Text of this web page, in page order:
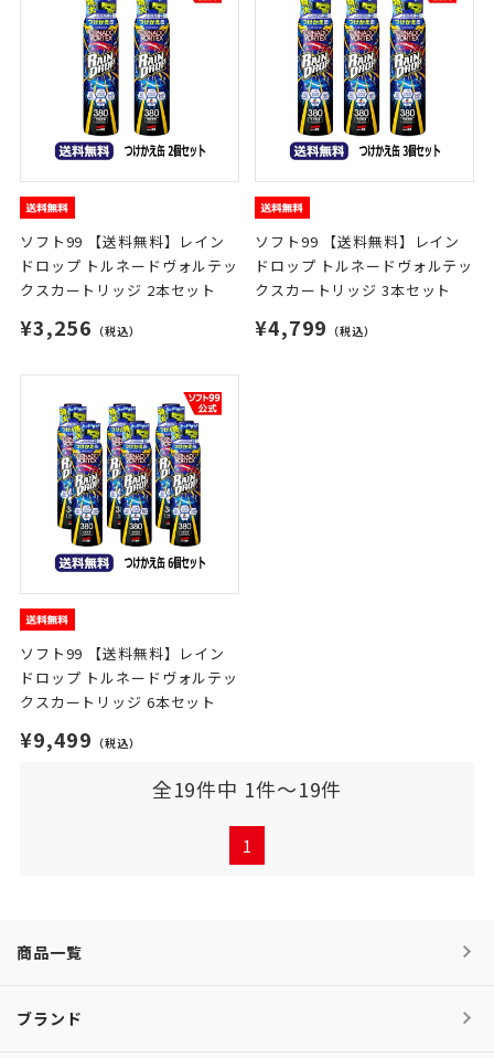
ソフト99 【送料無料】レイン
ドロップ トルネードヴォルテッ
クスカートリッジ 2本セット
¥3,256 （税込）
ソフト99 【送料無料】レイン
ドロップ トルネードヴォルテッ
クスカートリッジ 3本セット
¥4,799 （税込）
ソフト99 【送料無料】レイン
ドロップ トルネードヴォルテッ
クスカートリッジ 6本セット
¥9,499 （税込）
全19件中 1件～19件
1
商品一覧
ブランド